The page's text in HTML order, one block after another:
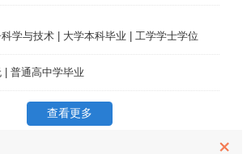
学与技术 | 大学本科毕业 | 工学学士学位
| 普通高中学毕业
查看更多